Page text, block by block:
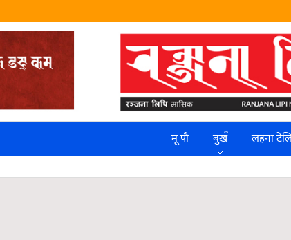
मू पौ
बुखँ लहना